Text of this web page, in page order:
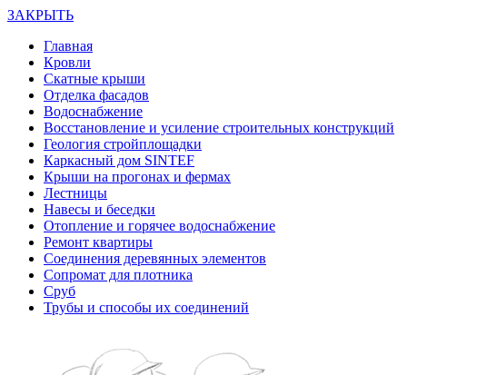
ЗАКРЫТЬ
Главная
Кровли
Скатные крыши
Отделка фасадов
Водоснабжение
Восстановление и усиление строительных конструкций
Геология стройплощадки
Каркасный дом SINTEF
Крыши на прогонах и фермах
Лестницы
Навесы и беседки
Отопление и горячее водоснабжение
Ремонт квартиры
Соединения деревянных элементов
Сопромат для плотника
Сруб
Трубы и способы их соединений